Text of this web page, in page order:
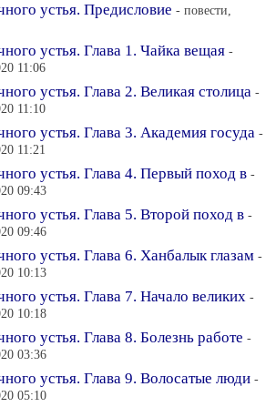
устья. Предисловие - повести,
устья. Глава 1. Чайка вещая -
11:06
устья. Глава 2. Великая столица -
11:10
устья. Глава 3. Академия госуда -
11:21
устья. Глава 4. Первый поход в -
09:43
устья. Глава 5. Второй поход в -
09:46
устья. Глава 6. Ханбалык глазам -
10:13
устья. Глава 7. Начало великих -
10:18
устья. Глава 8. Болезнь работе -
03:36
устья. Глава 9. Волосатые люди -
05:10